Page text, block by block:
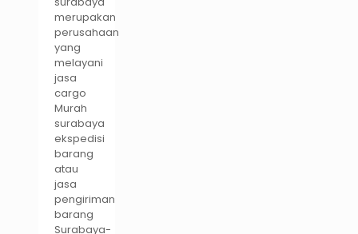
merupakan
perusahaan
yang
melayani
jasa
cargo
Murah
surabaya
ekspedisi
barang
atau
jasa
pengiriman
barang
Surabaya-